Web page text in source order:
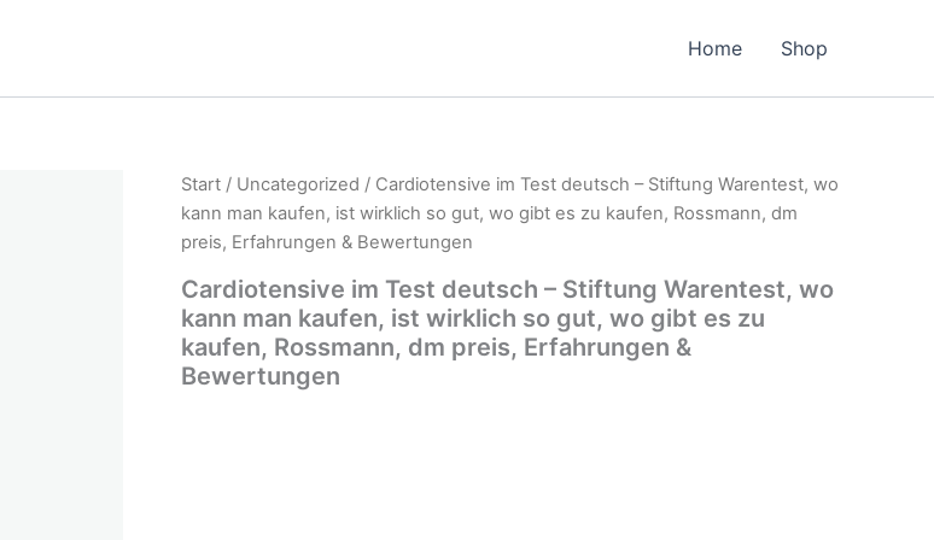
Home Shop
Start / Uncategorized / Cardiotensive im Test deutsch – Stiftung Warentest, wo
kann man kaufen, ist wirklich so gut, wo gibt es zu kaufen, Rossmann, dm
preis, Erfahrungen & Bewertungen
Cardiotensive im Test deutsch – Stiftung Warentest, wo
kann man kaufen, ist wirklich so gut, wo gibt es zu
kaufen, Rossmann, dm preis, Erfahrungen &
Bewertungen